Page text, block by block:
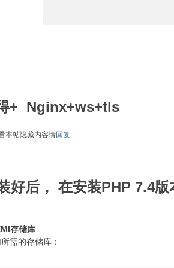
+ Nginx+ws+tls
本帖隐藏内容请回复
好后， 在安装PHP 7.4版
存储库
需的存储库：